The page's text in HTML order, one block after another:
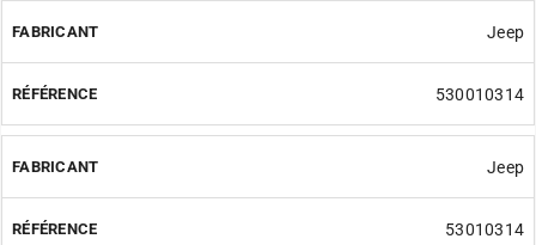
Jeep
530010314
Jeep
53010314